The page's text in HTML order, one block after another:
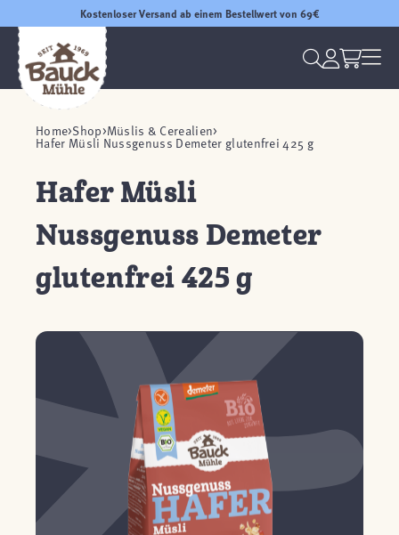
Kostenloser Versand ab einem Bestellwert von 69€
Home Shop Müslis & Cerealien
Hafer Müsli Nussgenuss Demeter glutenfrei 425 g
Hafer Müsli
Nussgenuss Demeter
glutenfrei 425 g